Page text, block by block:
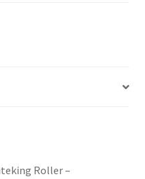
Roller –